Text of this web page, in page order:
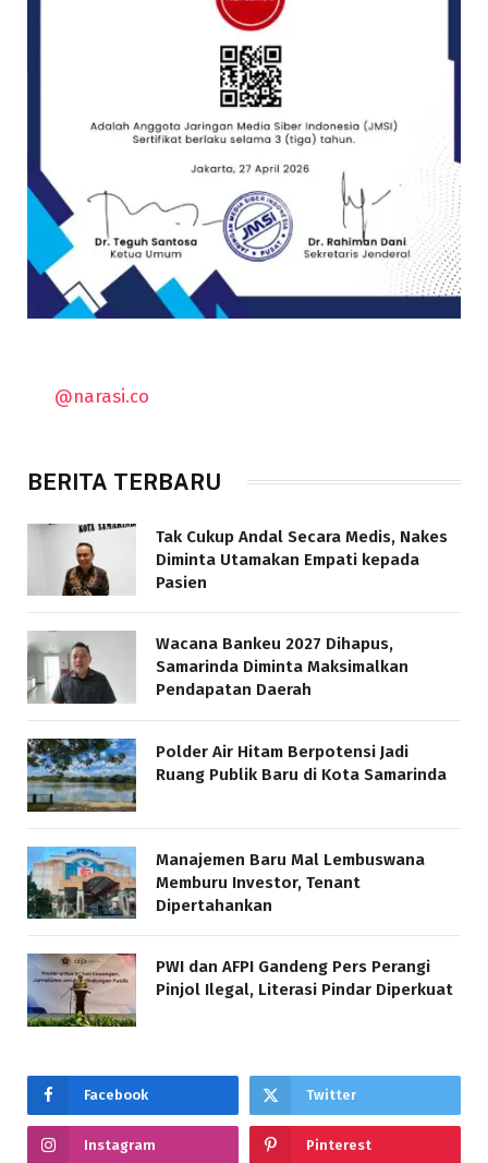
@narasi.co
BERITA TERBARU
Tak Cukup Andal Secara Medis, Nakes
Diminta Utamakan Empati kepada
Pasien
Wacana Bankeu 2027 Dihapus,
Samarinda Diminta Maksimalkan
Pendapatan Daerah
Polder Air Hitam Berpotensi Jadi
Ruang Publik Baru di Kota Samarinda
Manajemen Baru Mal Lembuswana
Memburu Investor, Tenant
Dipertahankan
PWI dan AFPI Gandeng Pers Perangi
Pinjol Ilegal, Literasi Pindar Diperkuat
Facebook Twitter
Instagram Pinterest